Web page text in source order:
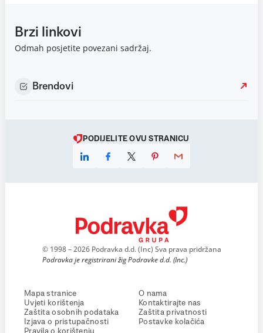
Brzi linkovi
Odmah posjetite povezani sadržaj.
Brendovi
PODIJELITE OVU STRANICU
© 1998 – 2026 Podravka d.d. (Inc) Sva prava pridržana
Podravka je registrirani žig Podravke d.d. (Inc.)
Mapa stranice
Uvjeti korištenja
Zaštita osobnih podataka
Izjava o pristupačnosti
Pravila o korištenju
O nama
Kontaktirajte nas
Zaštita privatnosti
Postavke kolačića